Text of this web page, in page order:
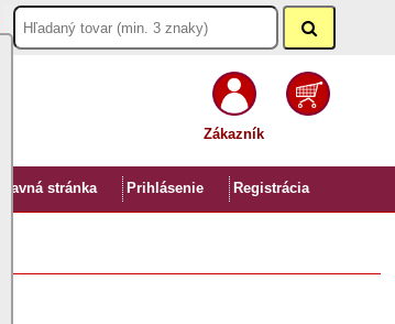
Zákazník
Hlavná stránka Prihlásenie Registrácia